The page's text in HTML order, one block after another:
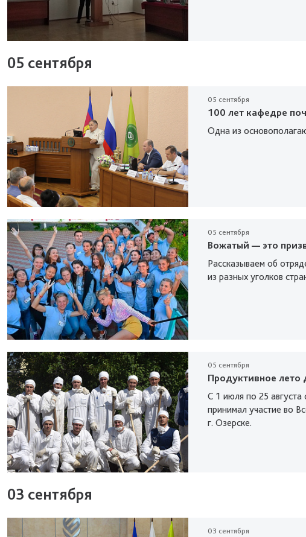
05 сентября
05 сентября
100 лет кафедре
Одна из
05 сентября
Вожатый — это
Рассказываем об
из разных уголков
05 сентября
Продуктивное лето
С 1 июля по 25 августа
принимал участие во
г. Озерске.
03 сентября
03 сентября